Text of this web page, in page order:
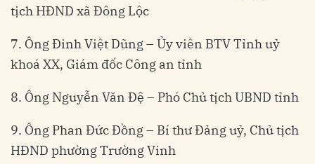
tịch HĐND xã Đông Lộc
7. Ông Đinh Việt Dũng – Ủy viên BTV Tỉnh uỷ
khoá XX, Giám đốc Công an tỉnh
8. Ông Nguyễn Văn Đệ – Phó Chủ tịch UBND tỉnh
9. Ông Phan Đức Đồng – Bí thư Đảng uỷ, Chủ tịch
HĐND phường Trường Vinh